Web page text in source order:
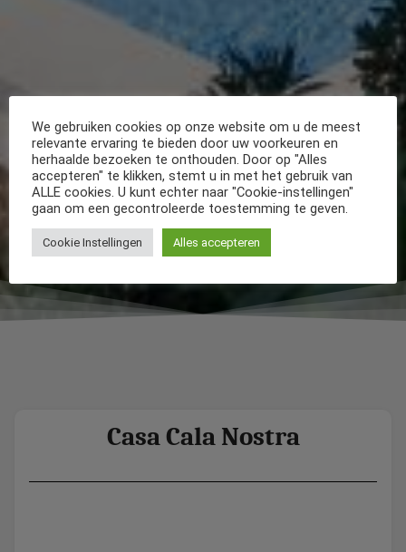
Casa Cala Nostra
We gebruiken cookies op onze website om u de meest
relevante ervaring te bieden door uw voorkeuren en
herhaalde bezoeken te onthouden. Door op "Alles
accepteren" te klikken, stemt u in met het gebruik van
ALLE cookies. U kunt echter naar "Cookie-instellingen"
gaan om een gecontroleerde toestemming te geven.
Cookie Instellingen Alles accepteren